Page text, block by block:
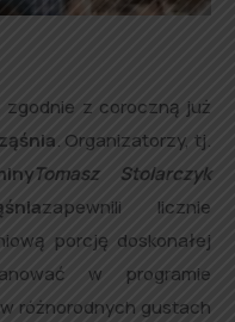
zgodnie z coroczną już
. Organizatorzy, tj.
Tomasz Stolarczyk
zapewnili licznie
porcję doskonałej
w programie
różnorodnych gustach